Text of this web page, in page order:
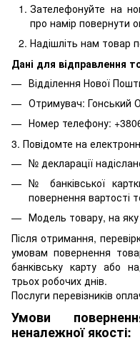
Зателефонуйте на
про намір повернути
Надішліть нам товар
Дані для відправлення
Відділення Нової
Отримувач: Гонський
Номер телефону:
3. Повідомте на
№ декларації
№ банківської
повернення вартості
Модель товару, на яку
Після отримання,
умовам повернення
банківську карту або
трьох робочих днів.
Послуги перевізників
Умови
неналежної якості: